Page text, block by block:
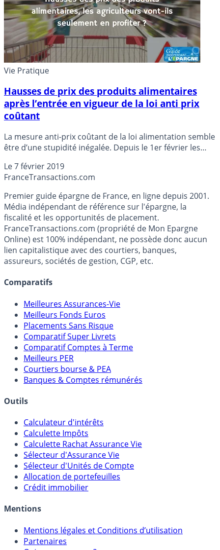
Vie Pratique
Hausses de prix des produits alimentaires
après l’entrée en vigueur de la loi anti prix
coûtant
La mesure anti-prix coûtant de la loi alimentation semble
être d’une stupidité inégalée. Depuis le 1er février les
alimentaires transformés sans prendre une marge
minimale de 10%. La vente à prix coûtant n’est donc plus
possible. France Info a scruté les prix, sur la base d’un
panier d’achat type, avant et après la loi. Bilan : des
variations de prix de -0.8% à +51% selon les produits.
Une vraie baisse insidieuse du pouvoir d’achat des
Français. Mais les enseignes en profitent pour mettre en
avant leurs cartes de fidélité maison, ristournes à l’appui,
compensant en partie ces hausses.
Le7 février 2019
FranceTransactions.com
Premier guide épargne de France, en ligne depuis 2001.
Média indépendant de référence sur l'épargne, la
fiscalité et les opportunités de placement.
FranceTransactions.com (propriété de Mon Epargne
Online) est 100% indépendant, ne possède donc aucun
lien capitalistique avec des courtiers, banques,
assureurs, sociétés de gestion, CGP, etc.
Comparatifs
Meilleures Assurances-Vie
Meilleurs Fonds Euros
Placements Sans Risque
Comparatif Super Livrets
Comparatif Comptes à Terme
Meilleurs PER
Courtiers bourse & PEA
Banques & Comptes rémunérés
Outils
Calculateur d'intérêts
Calculette Impôts
Calculette Rachat Assurance Vie
Sélecteur d'Assurance Vie
Sélecteur d'Unités de Compte
Allocation de portefeuilles
Crédit immobilier
Mentions
Mentions légales et Conditions d’utilisation
Partenaires